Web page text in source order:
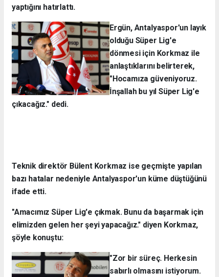
yaptığını hatırlattı.
Ergün, Antalyaspor'un layık
olduğu Süper Lig'e
dönmesi için Korkmaz ile
anlaştıklarını belirterek,
"Hocamıza güveniyoruz.
İnşallah bu yıl Süper Lig'e
çıkacağız." dedi.
Teknik direktör Bülent Korkmaz ise geçmişte yapılan
bazı hatalar nedeniyle Antalyaspor'un küme düştüğünü
ifade etti.
"Amacımız Süper Lig'e çıkmak. Bunu da başarmak için
elimizden gelen her şeyi yapacağız." diyen Korkmaz,
şöyle konuştu:
"Zor bir süreç. Herkesin
sabırlı olmasını istiyorum.